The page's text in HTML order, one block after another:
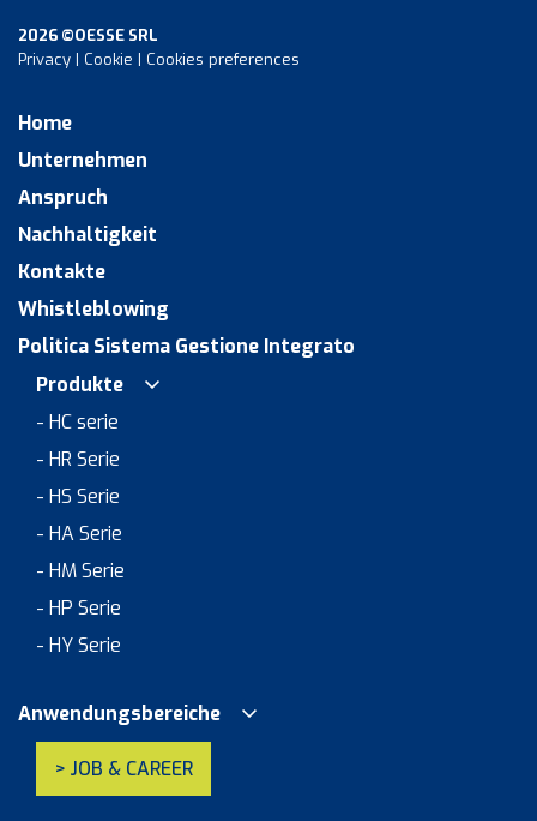
2026 ©OESSE SRL
Privacy | Cookie | Cookies preferences
Home
Unternehmen
Anspruch
Nachhaltigkeit
Kontakte
Whistleblowing
Politica Sistema Gestione Integrato
Produkte
- HC serie
- HR Serie
- HS Serie
- HA Serie
- HM Serie
- HP Serie
- HY Serie
Anwendungsbereiche
> JOB & CAREER